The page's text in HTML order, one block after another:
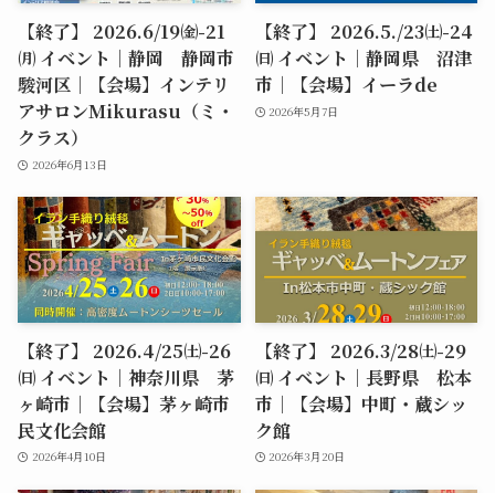
【終了】 2026.6/19㈮-21
㈪ イベント｜静岡 静岡市
駿河区｜【会場】インテリ
アサロンMikurasu（ミ・
クラス）
2026年6月13日
【終了】 2026.5./23㈯-24
㈰ イベント｜静岡県 沼津
市｜【会場】イーラde
2026年5月7日
【終了】 2026.4/25㈯-26
㈰ イベント｜神奈川県 茅
ヶ崎市｜【会場】茅ヶ崎市
民文化会館
2026年4月10日
【終了】 2026.3/28㈯-29
㈰ イベント｜長野県 松本
市｜【会場】中町・蔵シッ
ク館
2026年3月20日